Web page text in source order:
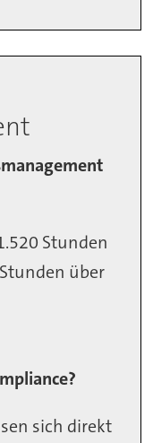
Stunden
über
sich direkt